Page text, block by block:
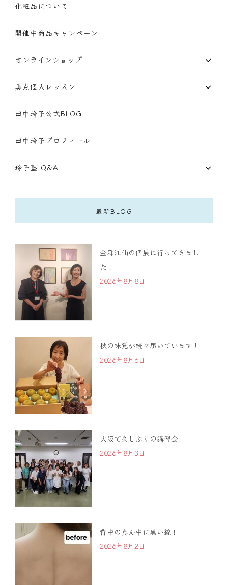
化粧品について
開催中商品キャンペーン
オンラインショップ
美点個人レッスン
田中玲子公式BLOG
田中玲子プロフィール
玲子塾 Q&A
最新BLOG
金森江仙の個展に行ってきまし
た！
2026年8月8日
秋の味覚が続々届いています！
2026年8月6日
大阪で久しぶりの講習会
2026年8月3日
背中の真ん中に黒い線！
2026年8月2日